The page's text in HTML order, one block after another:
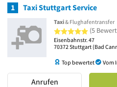
1 Taxi Stuttgart Service
Taxi& Flughafentransfer
5 von 5
(5
Eisenbahnstr. 47
70372Stuttgart (Bad
Top bewertet Vom
Anrufen